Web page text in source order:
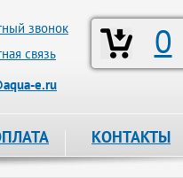
0
звонок
связь
e.ru
КОНТАКТЫ